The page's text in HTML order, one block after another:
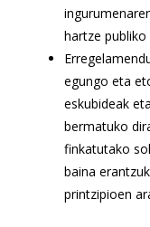
hartze publiko
egungo eta
eskubideak
bermatuko
finkatutako
baina
printzipioen